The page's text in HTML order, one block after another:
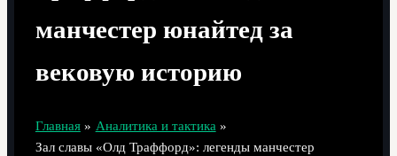
манчестер юнайтед за
вековую историю
Главная
Аналитика и тактика
Зал славы «Олд Траффорд»: легенды манчестер